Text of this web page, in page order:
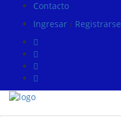
Contacto
Ingresar / Registrarse